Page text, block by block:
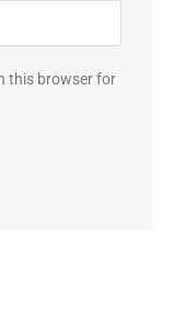
this browser for